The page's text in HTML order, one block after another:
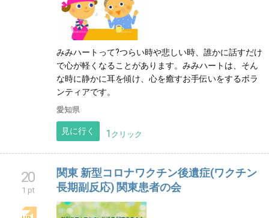
みみハートって?つらい時や悲しい時、誰かに話すだけ
で心が軽くなることがあります。みみハートは、そん
な時に静かに耳を傾け、心を癒すお手伝いをするボラ
ンティアです。
愛知県
見に行く 1 クリック
20
1 pt
関東 新型コロナワクチン後遺症(ワクチン
長期副反応) 関東患者の会